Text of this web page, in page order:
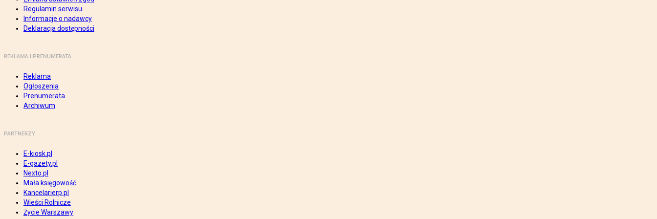
Regulamin serwisu
Informacje o nadawcy
Deklaracja dostępności
REKLAMA I PRENUMERATA
Reklama
Ogłoszenia
Prenumerata
Archiwum
PARTNERZY
E-kiosk.pl
E-gazety.pl
Nexto.pl
Mała księgowość
Kancelarierp.pl
Wieści Rolnicze
Życie Warszawy